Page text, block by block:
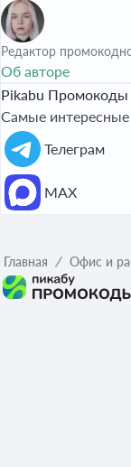
Редактор
Об авторе
Pikabu Промокоды
Самые интересные
Телеграм
МАХ
Главная Офис и